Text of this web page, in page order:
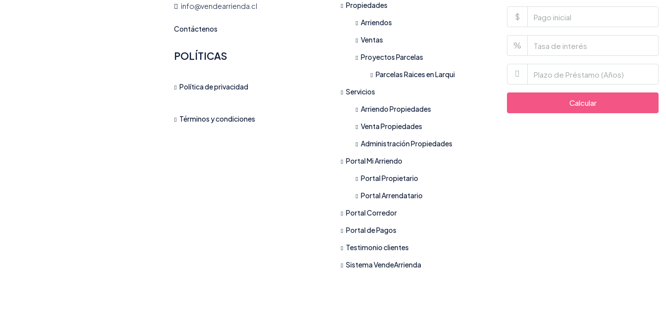
info@vendearrienda.cl
Contáctenos
POLÍTICAS
Política de privacidad
Términos y condiciones
Propiedades
Arriendos
Ventas
Proyectos Parcelas
Parcelas Raices en Larqui
Servicios
Arriendo Propiedades
Venta Propiedades
Administración Propiedades
Portal Mi Arriendo
Portal Propietario
Portal Arrendatario
Portal Corredor
Portal de Pagos
Testimonio clientes
Sistema VendeArrienda
$
%
Calcular